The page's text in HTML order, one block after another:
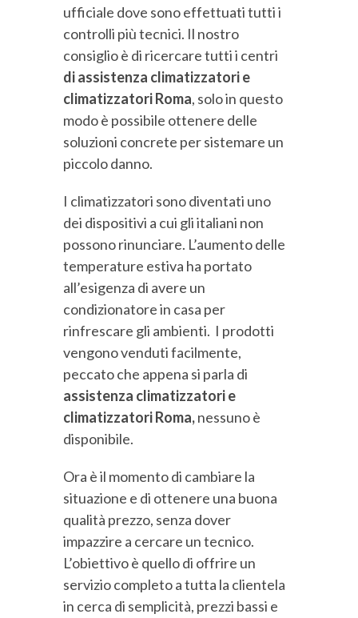
ufficiale dove sono effettuati tutti i
controlli più tecnici. Il nostro
consiglio è di ricercare tutti i centri
di assistenza climatizzatori e
climatizzatori Roma, solo in questo
modo è possibile ottenere delle
soluzioni concrete per sistemare un
piccolo danno.
I climatizzatori sono diventati uno
dei dispositivi a cui gli italiani non
possono rinunciare. L’aumento delle
temperature estiva ha portato
all’esigenza di avere un
condizionatore in casa per
rinfrescare gli ambienti. I prodotti
vengono venduti facilmente,
peccato che appena si parla di
assistenza climatizzatori e
climatizzatori Roma,nessuno è
disponibile.
Ora è il momento di cambiare la
situazione e di ottenere una buona
qualità prezzo, senza dover
impazzire a cercare un tecnico.
L’obiettivo è quello di offrire un
servizio completo a tutta la clientela
in cerca di semplicità, prezzi bassi e